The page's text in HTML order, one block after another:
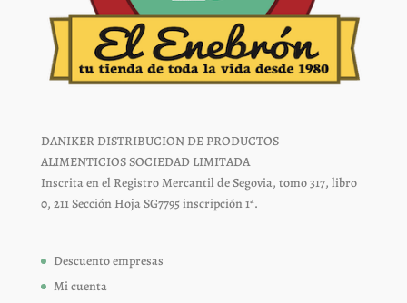
DANIKER DISTRIBUCION DE PRODUCTOS
ALIMENTICIOS SOCIEDAD LIMITADA
Inscrita en el Registro Mercantil de Segovia, tomo 317, libro
0, 211 Sección Hoja SG7795 inscripción 1ª.
Descuento empresas
Mi cuenta